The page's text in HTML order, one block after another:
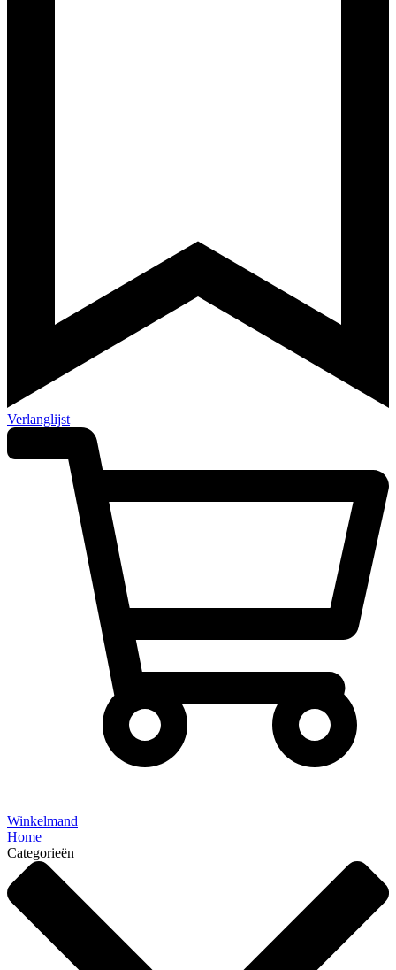
Verlanglijst
Winkelmand
Home
Categorieën